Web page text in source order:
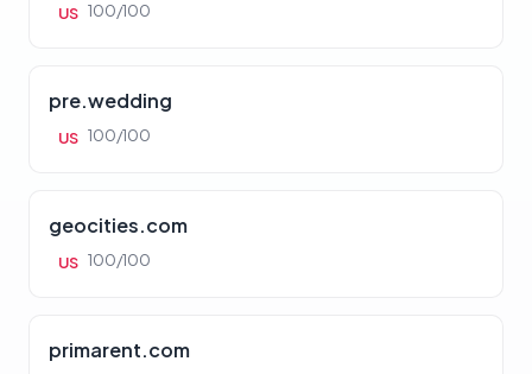
US 100/100
pre.wedding
US 100/100
geocities.com
US 100/100
primarent.com